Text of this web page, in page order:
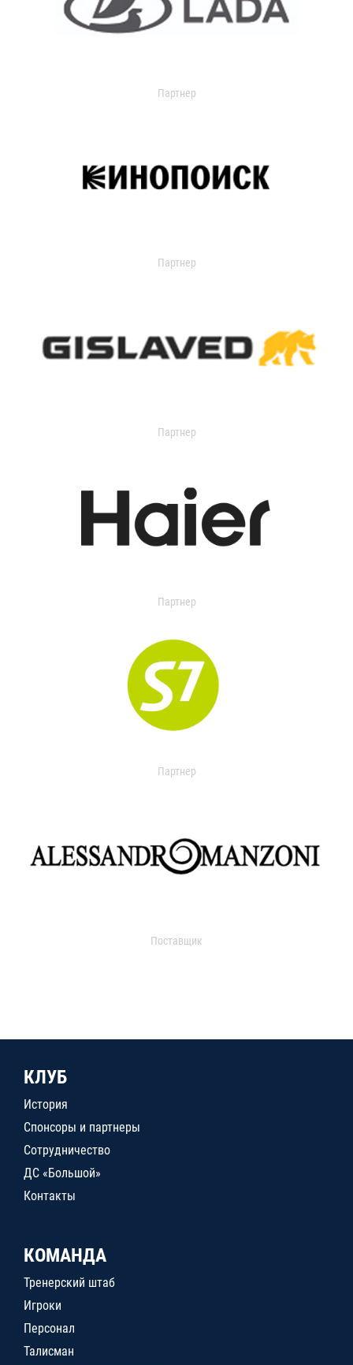
Партнер
Партнер
Партнер
Партнер
Партнер
Поставщик
КЛУБ
История
Спонсоры и партнеры
Сотрудничество
ДС «Большой»
Контакты
КОМАНДА
Тренерский штаб
Игроки
Персонал
Талисман